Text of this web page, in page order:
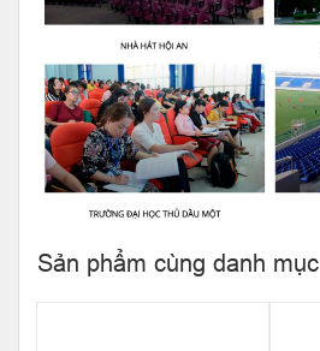
Sản phẩm cùng danh mục